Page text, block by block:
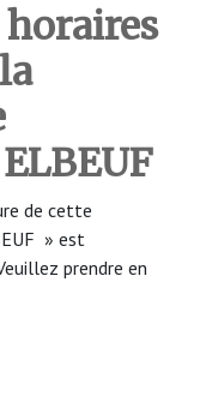
de cette
» est
prendre en